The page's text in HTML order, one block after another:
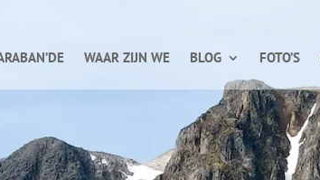
WAAR ZIJN WE BLOG FOTO’S